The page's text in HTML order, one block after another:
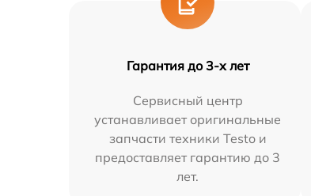
Гарантия до 3-х лет
Сервисный центр
устанавливает оригинальные
запчасти техники Testo и
предоставляет гарантию до 3
лет.